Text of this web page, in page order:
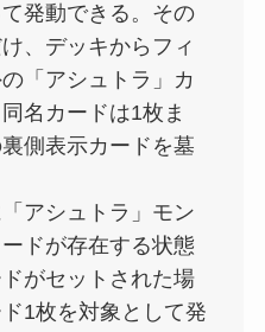
発動できる。その
、デッキからフィ
「アシュトラ」カ
名カードは1枚ま
側表示カードを墓
アシュトラ」モン
ドが存在する状態
がセットされた場
1枚を対象として発